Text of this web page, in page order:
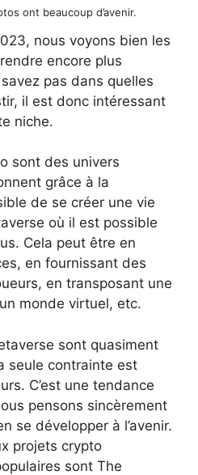
ont beaucoup d’avenir.
nous voyons bien les
encore plus
pas dans quelles
il est donc intéressant
niche.
sont des univers
grâce à la
de se créer une vie
où il est possible
Cela peut être en
en fournissant des
en transposant une
monde virtuel, etc.
sont quasiment
seule contrainte est
C’est une tendance
pensons sincèrement
se développer à l’avenir.
projets crypto
sont The